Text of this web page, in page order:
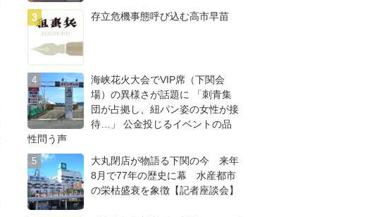
存立危機事態呼び込む高市早苗
海峡花火大会でVIP席（下関会
場）の異様さが話題に 「刺青集
団が占拠し、紐パン姿の女性が接
待…」 公金投じるイベントの品
性問う声
大丸閉店が物語る下関の今 来年
8月で77年の歴史に幕 水産都市
の栄枯盛衰を象徴【記者座談会】